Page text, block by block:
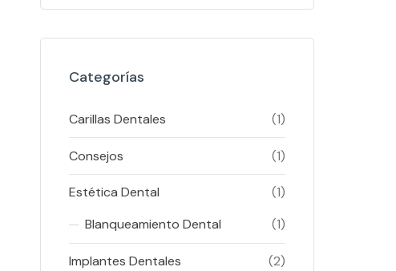
Categorías
Carillas Dentales (1)
Consejos (1)
Estética Dental
(1)
Blanqueamiento Dental
(1)
Implantes Dentales (2)